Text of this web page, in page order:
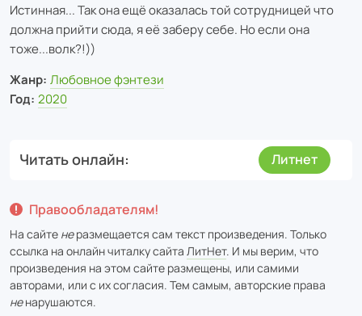
Истинная... Так она ещё оказалась той сотрудницей что
должна прийти сюда, я её заберу себе. Но если она
тоже...волк?!))
Жанр: Любовное фэнтези
Год: 2020
Читать онлайн Литнет
Правообладателям!
На сайте неразмещается сам текст произведения. Только
ссылка на онлайн читалку сайта ЛитНет. И мы верим, что
произведения на этом сайте размещены, или самими
авторами, или с их согласия. Тем самым, авторские права
ненарушаются.